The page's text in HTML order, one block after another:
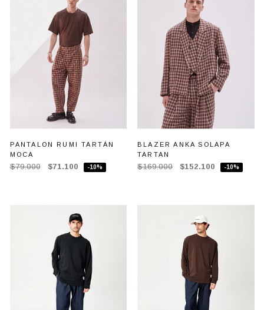
PANTALON RUMI TARTÁN
MOCA
$79.000 $71.100 -10%
BLAZER ANKA SOLAPA
TARTAN
$169.000 $152.100 -10%